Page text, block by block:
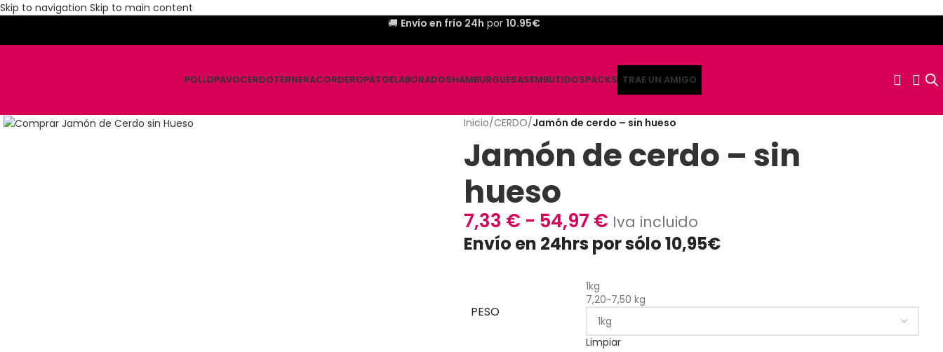
Skip to navigation Skip to main content
🚚 Envío en frío 24h por 10.95€
POLLOPAVOCERDOTERNERACORDEROPATOELABORADOSHAMBURGUESASEMBUTIDOSPACKS TRAE UN AMIGO
Inicio/CERDO/Jamón de cerdo – sin hueso
Jamón de cerdo – sin
hueso
7,33 € - 54,97 € Iva incluido
Envío en 24hrs por sólo 10,95€
PESO
1kg
7,20~7,50 kg
Limpiar